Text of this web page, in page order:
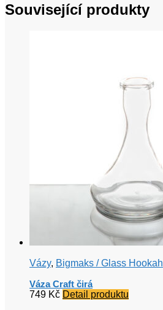
Související produkty
Vázy, Bigmaks / Glass Hookah
Váza Craft čirá
749 Kč Detail produktu